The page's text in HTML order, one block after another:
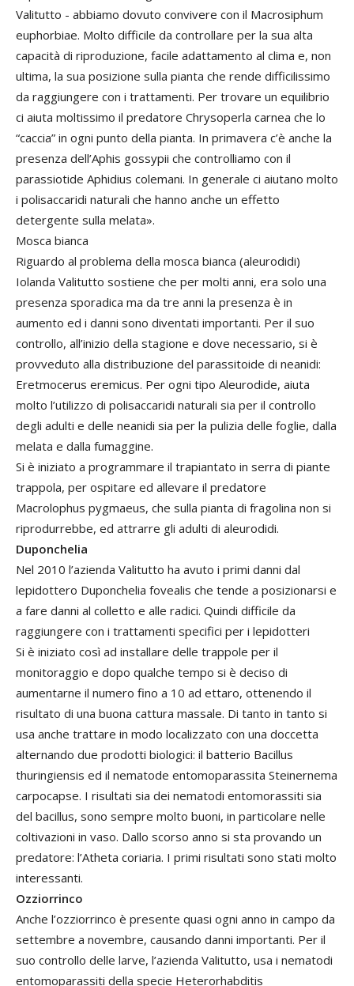
Valitutto - abbiamo dovuto convivere con il Macrosiphum
euphorbiae. Molto difficile da controllare per la sua alta
capacità di riproduzione, facile adattamento al clima e, non
ultima, la sua posizione sulla pianta che rende difficilissimo
da raggiungere con i trattamenti. Per trovare un equilibrio
ci aiuta moltissimo il predatore Chrysoperla carnea che lo
“caccia” in ogni punto della pianta. In primavera c’è anche la
presenza dell’Aphis gossypii che controlliamo con il
parassiotide Aphidius colemani. In generale ci aiutano molto
i polisaccaridi naturali che hanno anche un effetto
detergente sulla melata».
Mosca bianca
Riguardo al problema della mosca bianca (aleurodidi)
Iolanda Valitutto sostiene che per molti anni, era solo una
presenza sporadica ma da tre anni la presenza è in
aumento ed i danni sono diventati importanti. Per il suo
controllo, all’inizio della stagione e dove necessario, si è
provveduto alla distribuzione del parassitoide di neanidi:
Eretmocerus eremicus. Per ogni tipo Aleurodide, aiuta
molto l’utilizzo di polisaccaridi naturali sia per il controllo
degli adulti e delle neanidi sia per la pulizia delle foglie, dalla
melata e dalla fumaggine.
Si è iniziato a programmare il trapiantato in serra di piante
trappola, per ospitare ed allevare il predatore
Macrolophus pygmaeus, che sulla pianta di fragolina non si
riprodurrebbe, ed attrarre gli adulti di aleurodidi.
Duponchelia
Nel 2010 l’azienda Valitutto ha avuto i primi danni dal
lepidottero Duponchelia fovealis che tende a posizionarsi e
a fare danni al colletto e alle radici. Quindi difficile da
raggiungere con i trattamenti specifici per i lepidotteri
Si è iniziato così ad installare delle trappole per il
monitoraggio e dopo qualche tempo si è deciso di
aumentarne il numero fino a 10 ad ettaro, ottenendo il
risultato di una buona cattura massale. Di tanto in tanto si
usa anche trattare in modo localizzato con una doccetta
alternando due prodotti biologici: il batterio Bacillus
thuringiensis ed il nematode entomoparassita Steinernema
carpocapse. I risultati sia dei nematodi entomorassiti sia
del bacillus, sono sempre molto buoni, in particolare nelle
coltivazioni in vaso. Dallo scorso anno si sta provando un
predatore: l’Atheta coriaria. I primi risultati sono stati molto
interessanti.
Ozziorrinco
Anche l’ozziorrinco è presente quasi ogni anno in campo da
settembre a novembre, causando danni importanti. Per il
suo controllo delle larve, l’azienda Valitutto, usa i nematodi
entomoparassiti della specie Heterorhabditis